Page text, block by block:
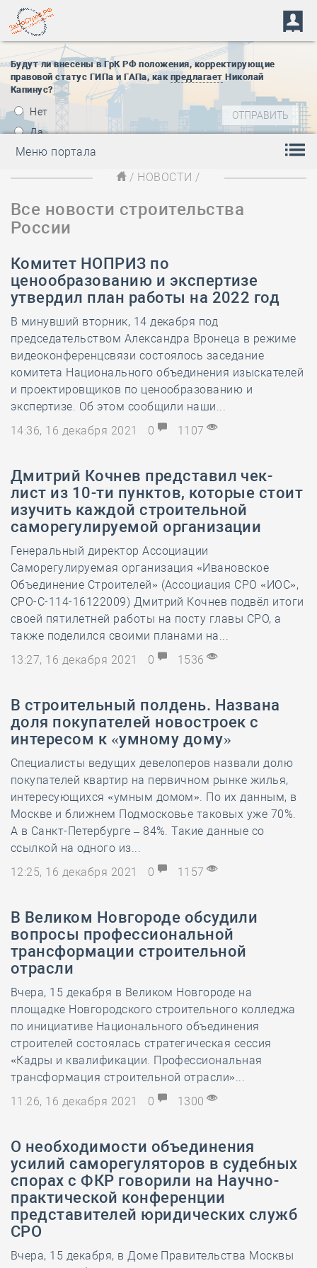
Будут ли внесены в ГрК РФ положения, корректирующие
правовой статус ГИПа и ГАПа, как предлагает Николай
Капинус?
Нет
Да
Меню портала
/ НОВОСТИ /
Все новости строительства
России
Комитет НОПРИЗ по
ценообразованию и экспертизе
утвердил план работы на 2022 год
В минувший вторник, 14 декабря под
председательством Александра Вронеца в режиме
видеоконференцсвязи состоялось заседание
комитета Национального объединения изыскателей
и проектировщиков по ценообразованию и
экспертизе. Об этом сообщили наши...
14:36, 16 декабря 2021
0 1107
Дмитрий Кочнев представил чек-
лист из 10-ти пунктов, которые стоит
изучить каждой строительной
саморегулируемой организации
Генеральный директор Ассоциации
Саморегулируемая организация «Ивановское
Объединение Строителей» (Ассоциация СРО «ИОС»,
СРО-С-114-16122009) Дмитрий Кочнев подвёл итоги
своей пятилетней работы на посту главы СРО, а
также поделился своими планами на...
13:27, 16 декабря 2021
0 1536
В строительный полдень. Названа
доля покупателей новостроек с
интересом к «умному дому»
Специалисты ведущих девелоперов назвали долю
покупателей квартир на первичном рынке жилья,
интересующихся «умным домом». По их данным, в
Москве и ближнем Подмосковье таковых уже 70%.
А в Санкт-Петербурге – 84%. Такие данные со
ссылкой на одного из...
12:25, 16 декабря 2021
0 1157
В Великом Новгороде обсудили
вопросы профессиональной
трансформации строительной
отрасли
Вчера, 15 декабря в Великом Новгороде на
площадке Новгородского строительного колледжа
по инициативе Национального объединения
строителей состоялась стратегическая сессия
«Кадры и квалификации. Профессиональная
трансформация строительной отрасли»...
11:26, 16 декабря 2021
0 1300
О необходимости объединения
усилий саморегуляторов в судебных
спорах с ФКР говорили на Научно-
практической конференции
представителей юридических служб
СРО
Вчера, 15 декабря, в Доме Правительства Москвы